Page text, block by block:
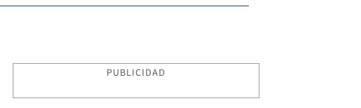
PUBLICIDAD